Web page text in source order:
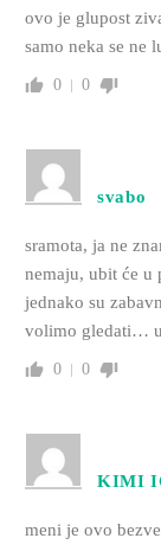
ovo je glupost
samo neka se ne
0 0
svabo
sramota, ja ne
nemaju, ubit će
jednako su
volimo gledati…
0 0
KIMI
meni je ovo